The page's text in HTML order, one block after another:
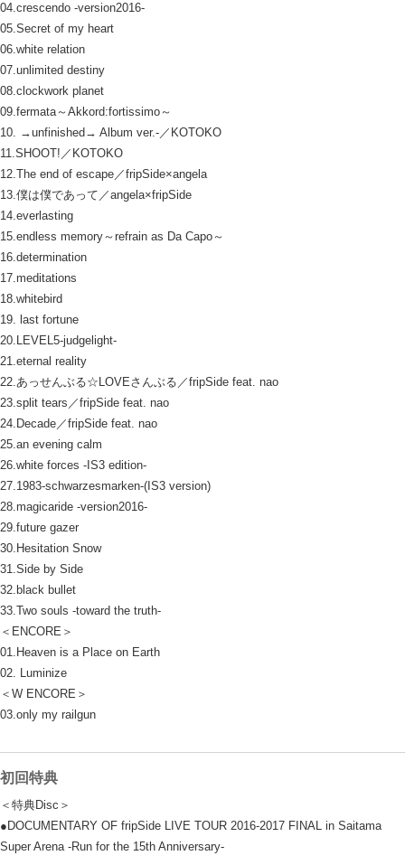
04.crescendo -version2016-
05.Secret of my heart
06.white relation
07.unlimited destiny
08.clockwork planet
09.fermata～Akkord:fortissimo～
10. →unfinished→ Album ver.-／KOTOKO
11.SHOOT!／KOTOKO
12.The end of escape／fripSide×angela
13.僕は僕であって／angela×fripSide
14.everlasting
15.endless memory～refrain as Da Capo～
16.determination
17.meditations
18.whitebird
19. last fortune
20.LEVEL5-judgelight-
21.eternal reality
22.あっせんぶる☆LOVEさんぶる／fripSide feat. nao
23.split tears／fripSide feat. nao
24.Decade／fripSide feat. nao
25.an evening calm
26.white forces -IS3 edition-
27.1983-schwarzesmarken-(IS3 version)
28.magicaride -version2016-
29.future gazer
30.Hesitation Snow
31.Side by Side
32.black bullet
33.Two souls -toward the truth-
＜ENCORE＞
01.Heaven is a Place on Earth
02. Luminize
＜W ENCORE＞
03.only my railgun
初回特典
＜特典Disc＞
●DOCUMENTARY OF fripSide LIVE TOUR 2016-2017 FINAL in Saitama
Super Arena -Run for the 15th Anniversary-